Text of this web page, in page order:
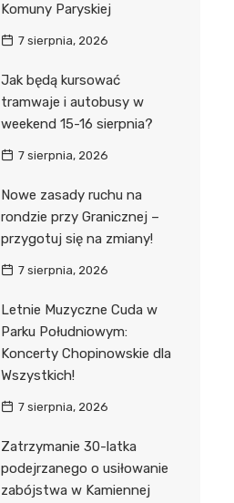
Komuny Paryskiej
7 sierpnia, 2026
Jak będą kursować
tramwaje i autobusy w
weekend 15-16 sierpnia?
7 sierpnia, 2026
Nowe zasady ruchu na
rondzie przy Granicznej –
przygotuj się na zmiany!
7 sierpnia, 2026
Letnie Muzyczne Cuda w
Parku Południowym:
Koncerty Chopinowskie dla
Wszystkich!
7 sierpnia, 2026
Zatrzymanie 30-latka
podejrzanego o usiłowanie
zabójstwa w Kamiennej